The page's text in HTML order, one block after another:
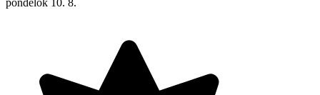
pondelok 10. 8.